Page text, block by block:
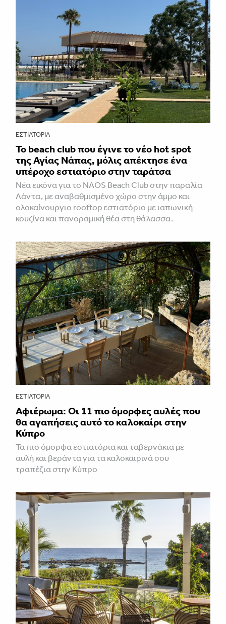
ΕΣΤΙΑΤΌΡΙΑ
Το beach club που έγινε το νέο hot spot
της Αγίας Νάπας, μόλις απέκτησε ένα
υπέροχο εστιατόριο στην ταράτσα
Νέα εικόνα για το NAOS Beach Club στην παραλία
Λάντα, με αναβαθμισμένο χώρο στην άμμο και
ολοκαίνουργιο rooftop εστιατόριο με ιαπωνική
κουζίνα και πανοραμική θέα στη θάλασσα.
ΕΣΤΙΑΤΌΡΙΑ
Αφιέρωμα: Οι 11 πιο όμορφες αυλές που
θα αγαπήσεις αυτό το καλοκαίρι στην
Κύπρο
Τα πιο όμορφα εστιατόρια και ταβερνάκια με
αυλή και βεράντα για τα καλοκαιρινά σου
τραπέζια στην Κύπρο